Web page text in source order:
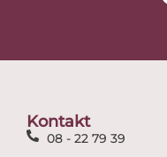
Kontakt
08 - 22 79 39